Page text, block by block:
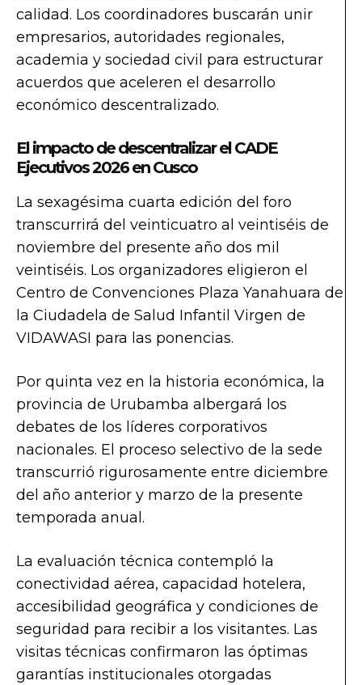
calidad. Los coordinadores buscarán unir
empresarios, autoridades regionales,
academia y sociedad civil para estructurar
acuerdos que aceleren el desarrollo
económico descentralizado.
El impacto de descentralizar el CADE
Ejecutivos 2026 en Cusco
La sexagésima cuarta edición del foro
transcurrirá del veinticuatro al veintiséis de
noviembre del presente año dos mil
veintiséis. Los organizadores eligieron el
Centro de Convenciones Plaza Yanahuara de
la Ciudadela de Salud Infantil Virgen de
VIDAWASI para las ponencias.
Por quinta vez en la historia económica, la
provincia de Urubamba albergará los
debates de los líderes corporativos
nacionales. El proceso selectivo de la sede
transcurrió rigurosamente entre diciembre
del año anterior y marzo de la presente
temporada anual.
La evaluación técnica contempló la
conectividad aérea, capacidad hotelera,
accesibilidad geográfica y condiciones de
seguridad para recibir a los visitantes. Las
visitas técnicas confirmaron las óptimas
garantías institucionales otorgadas